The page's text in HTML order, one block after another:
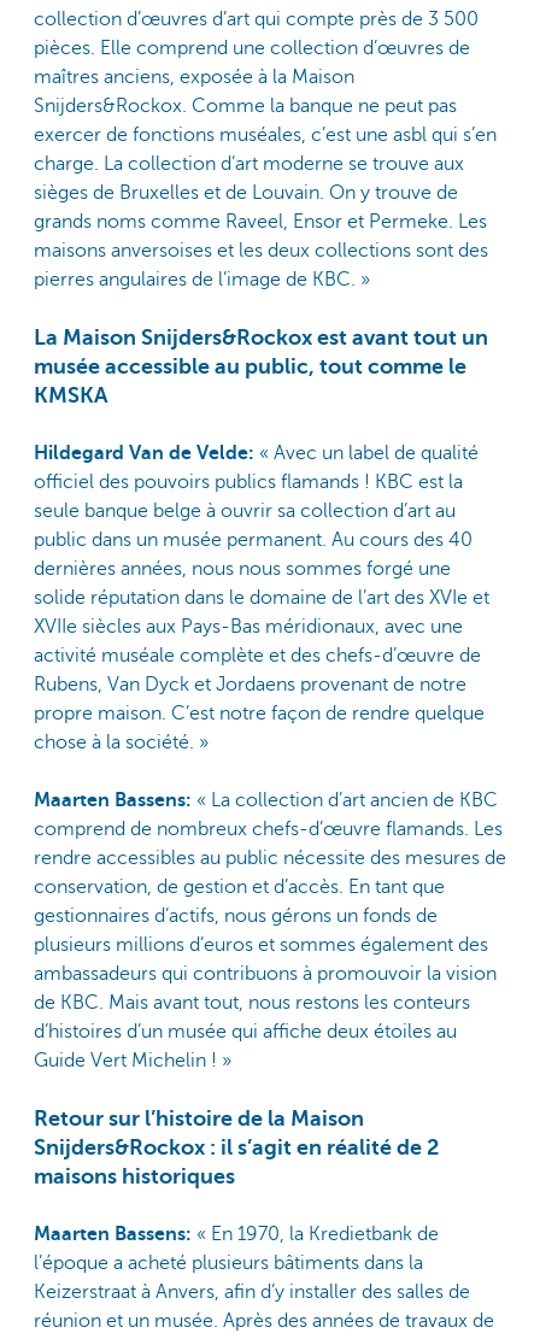
collection d’œuvres d’art qui compte près de 3 500
pièces. Elle comprend une collection d’œuvres de
maîtres anciens, exposée à la Maison
Snijders&Rockox. Comme la banque ne peut pas
exercer de fonctions muséales, c’est une asbl qui s’en
charge. La collection d’art moderne se trouve aux
sièges de Bruxelles et de Louvain. On y trouve de
grands noms comme Raveel, Ensor et Permeke. Les
maisons anversoises et les deux collections sont des
pierres angulaires de l’image de KBC. »
La Maison Snijders&Rockox est avant tout un
musée accessible au public, tout comme le
KMSKA
Hildegard Van de Velde: « Avec un label de qualité
officiel des pouvoirs publics flamands ! KBC est la
seule banque belge à ouvrir sa collection d’art au
public dans un musée permanent. Au cours des 40
dernières années, nous nous sommes forgé une
solide réputation dans le domaine de l’art des XVIe et
XVIIe siècles aux Pays-Bas méridionaux, avec une
activité muséale complète et des chefs-d’œuvre de
Rubens, Van Dyck et Jordaens provenant de notre
propre maison. C’est notre façon de rendre quelque
chose à la société. »
Maarten Bassens: « La collection d’art ancien de KBC
comprend de nombreux chefs-d’œuvre flamands. Les
rendre accessibles au public nécessite des mesures de
conservation, de gestion et d’accès. En tant que
gestionnaires d’actifs, nous gérons un fonds de
plusieurs millions d’euros et sommes également des
ambassadeurs qui contribuons à promouvoir la vision
de KBC. Mais avant tout, nous restons les conteurs
d’histoires d’un musée qui affiche deux étoiles au
Guide Vert Michelin ! »
Retour sur l’histoire de la Maison
Snijders&Rockox : il s’agit en réalité de 2
maisons historiques
Maarten Bassens: « En 1970, la Kredietbank de
l’époque a acheté plusieurs bâtiments dans la
Keizerstraat à Anvers, afin d’y installer des salles de
réunion et un musée. Après des années de travaux de